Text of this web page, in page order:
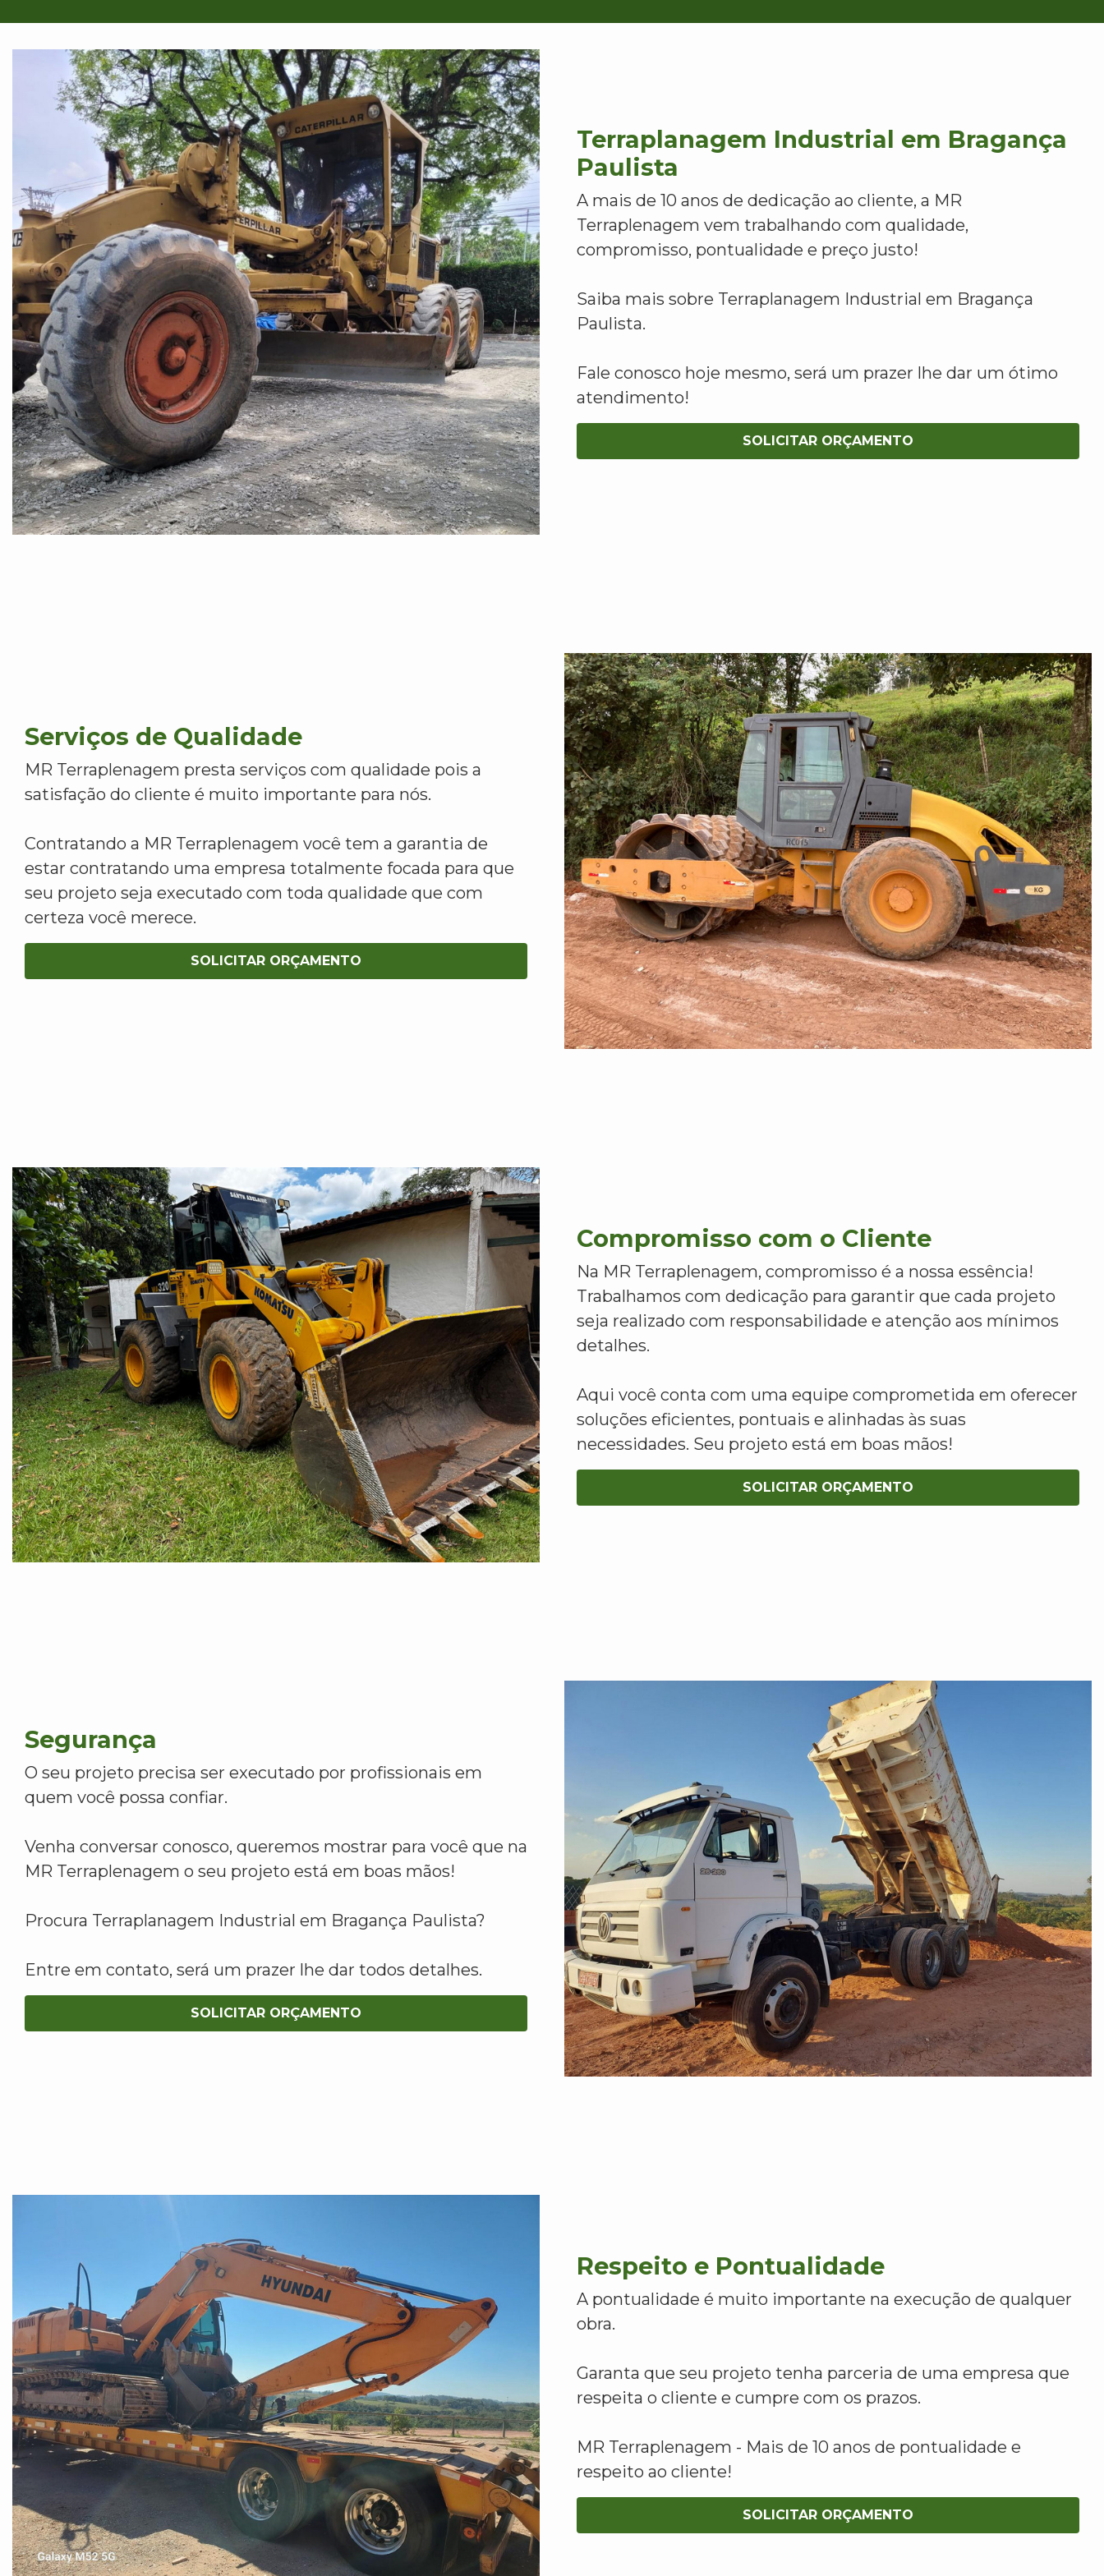
Terraplanagem Industrial em Bragança
Paulista
A mais de 10 anos de dedicação ao cliente, a MR
Terraplenagem vem trabalhando com qualidade,
compromisso, pontualidade e preço justo!
Saiba mais sobre Terraplanagem Industrial em Bragança
Paulista.
Fale conosco hoje mesmo, será um prazer lhe dar um ótimo
atendimento!
SOLICITAR ORÇAMENTO
Serviços de Qualidade
MR Terraplenagem presta serviços com qualidade pois a
satisfação do cliente é muito importante para nós.
Contratando a MR Terraplenagem você tem a garantia de
estar contratando uma empresa totalmente focada para que
seu projeto seja executado com toda qualidade que com
certeza você merece.
SOLICITAR ORÇAMENTO
Compromisso com o Cliente
Na MR Terraplenagem, compromisso é a nossa essência!
Trabalhamos com dedicação para garantir que cada projeto
seja realizado com responsabilidade e atenção aos mínimos
detalhes.
Aqui você conta com uma equipe comprometida em oferecer
soluções eficientes, pontuais e alinhadas às suas
necessidades. Seu projeto está em boas mãos!
SOLICITAR ORÇAMENTO
Segurança
O seu projeto precisa ser executado por profissionais em
quem você possa confiar.
Venha conversar conosco, queremos mostrar para você que na
MR Terraplenagem o seu projeto está em boas mãos!
Procura Terraplanagem Industrial em Bragança Paulista?
Entre em contato, será um prazer lhe dar todos detalhes.
SOLICITAR ORÇAMENTO
Respeito e Pontualidade
A pontualidade é muito importante na execução de qualquer
obra.
Garanta que seu projeto tenha parceria de uma empresa que
respeita o cliente e cumpre com os prazos.
MR Terraplenagem - Mais de 10 anos de pontualidade e
respeito ao cliente!
SOLICITAR ORÇAMENTO